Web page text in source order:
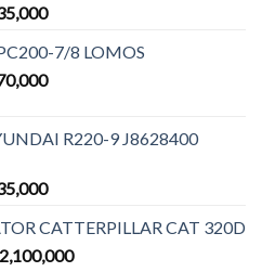
Current
is:
Rp335,000.
7/8 LOMOS
Current
Rp170,000.
R220-9 J8628400
Current
is:
Rp135,000.
CATTERPILLAR CAT 320D
Current